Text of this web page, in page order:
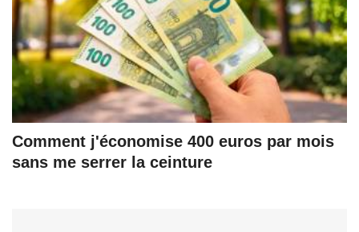
Comment j'économise 400 euros par mois
sans me serrer la ceinture